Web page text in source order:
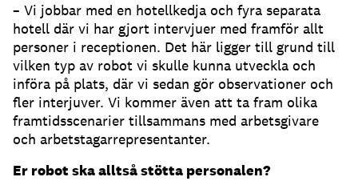
– Vi jobbar med en hotellkedja och fyra separata
hotell där vi har gjort intervjuer med framför allt
personer i receptionen. Det här ligger till grund till
vilken typ av robot vi skulle kunna utveckla och
införa på plats, där vi sedan gör observationer och
fler interjuver. Vi kommer även att ta fram olika
framtidsscenarier tillsammans med arbetsgivare
och arbetstagarrepresentanter.
Er robot ska alltså stötta personalen?